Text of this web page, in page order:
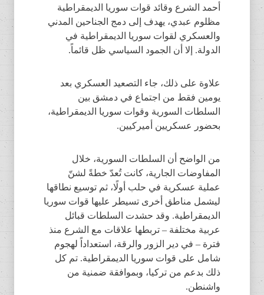
أحمد الشرع وقائد قوات سوريا الديمقراطية
مظلوم عبدي، يهدف إلى دمج الجناحين المدني
والعسكري لقوات سوريا الديمقراطية في
الدولة. إلا أن الجمود السياسي ظل قائماً.
علاوة على ذلك، جاء التصعيد العسكري بعد
يومين فقط من اجتماع في دمشق بين
السلطات السورية وقوات سوريا الديمقراطية،
بحضور عسكريين أميركيين.
من الواضح أن السلطات السورية، خلال
المفاوضات الجارية، كانت تُعدّ خطةً لشنّ
عملية عسكرية في حلب أولًا، ثم توسيع نطاقها
ليشمل مناطق أخرى تسيطر عليها قوات سوريا
الديمقراطية. وقد حشدت السلطات قبائل
عربية مختلفة – تربطها علاقات مع الشرع منذ
فترة – في دير الزور والرقة، استعداداً لهجوم
شامل على قوات سوريا الديمقراطية. تم كل
ذلك بدعم من تركيا، وبموافقة ضمنية من
واشنطن.